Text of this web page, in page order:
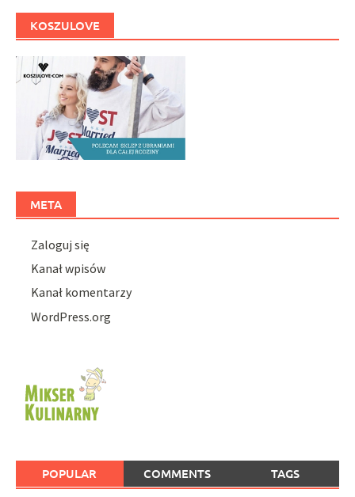
KOSZULOVE
META
Zaloguj się
Kanał wpisów
Kanał komentarzy
WordPress.org
POPULAR COMMENTS TAGS